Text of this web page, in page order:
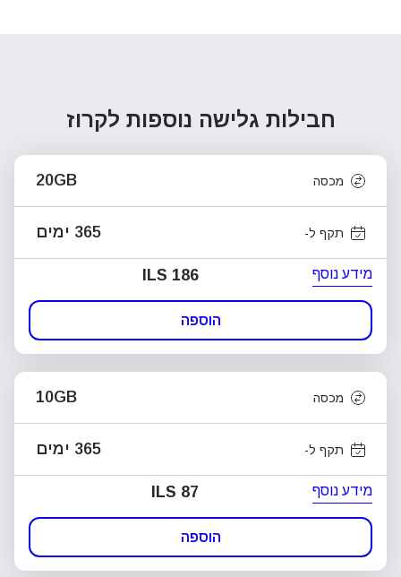
חבילות גלישה נוספות לקרוז
מכסה 20GB
תקף ל- 365 ימים
מידע נוסף ILS 186
הוספה
מכסה 10GB
תקף ל- 365 ימים
מידע נוסף ILS 87
הוספה